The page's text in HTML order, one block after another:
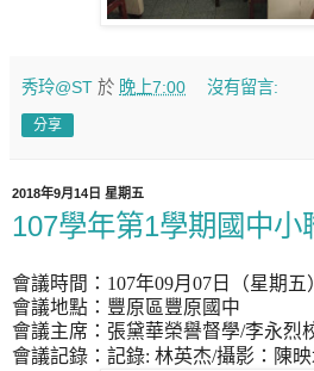
秀玲@ST 於 晚上7:00 沒有留言:
分享
2018年9月14日 星期五
107學年第1學期國中小
會議時間： 107年09月07 日（星期五
會議地點：豐原區豐原國中
會議主席：張黛華榮譽督學/李永烈
會議記錄：記錄: 林英杰/攝影 ： 陳